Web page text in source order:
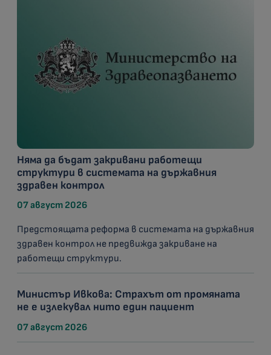
Няма да бъдат закривани работещи
структури в системата на държавния
здравен контрол
07 август 2026
Предстоящата реформа в системата на държавния
здравен контрол не предвижда закриване на
работещи структури.
Министър Ивкова: Страхът от промяната
не е излекувал нито един пациент
07 август 2026